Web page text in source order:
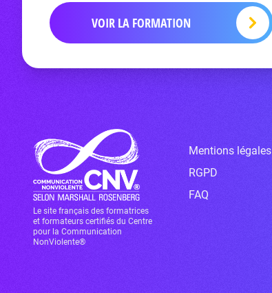
VOIR LA FORMATION
Le site français des formatrices
et formateurs certifiés du Centre
pour la Communication
NonViolente®
Mentions légales
RGPD
FAQ